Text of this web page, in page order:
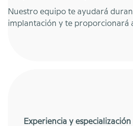
Nuestro equipo te ayudará
implantación y te proporcionará
Experiencia y especialización